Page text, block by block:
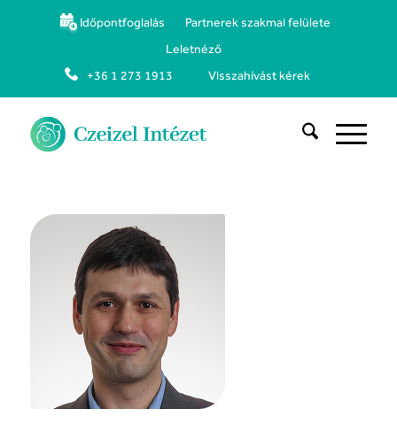
Időpontfoglalás
Partnerek szakmai felülete
Leletnéző
+36 1 273 1913
Visszahívást kérek